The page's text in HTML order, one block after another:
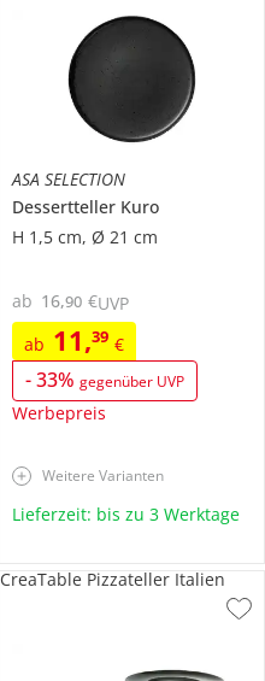
ASA SELECTION
Dessertteller Kuro
H 1,5 cm, Ø 21 cm
ab 11,39 €
-33% gegenüber UVP
Werbepreis
ab 16,90 €UVP
Weitere Varianten
Lieferzeit: bis zu 3 Werktage
CreaTable Pizzateller Italien